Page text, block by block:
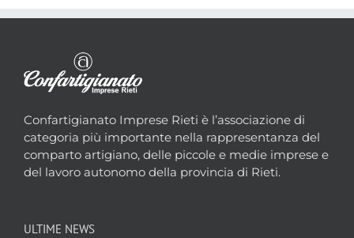
Confartigianato Imprese Rieti è l’associazione di
categoria più importante nella rappresentanza del
comparto artigiano, delle piccole e medie imprese e
del lavoro autonomo della provincia di Rieti.
ULTIME NEWS